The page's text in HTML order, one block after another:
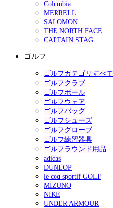
Columbia
MERRELL
SALOMON
THE NORTH FACE
CAPTAIN STAG
ゴルフ
ゴルフカテゴリすべて
ゴルフクラブ
ゴルフボール
ゴルフウェア
ゴルフバッグ
ゴルフシューズ
ゴルフグローブ
ゴルフ練習器具
ゴルフラウンド用品
adidas
DUNLOP
le coq sportif GOLF
MIZUNO
NIKE
UNDER ARMOUR